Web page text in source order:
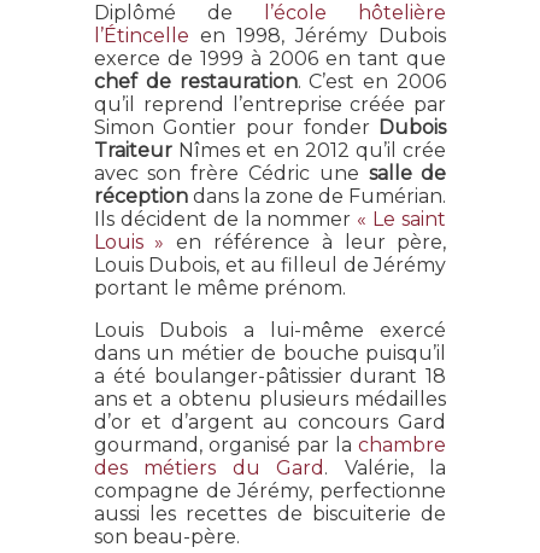
Diplômé de
l’école hôtelière
l’Étincelle en 1998, Jérémy Dubois
exerce de 1999 à 2006 en tant que
chef de restauration. C’est en 2006
qu’il reprend l’entreprise créée par
Simon Gontier pour fonder Dubois
Traiteur Nîmes et en 2012 qu’il crée
avec son frère Cédric une salle de
réceptiondans la zone de Fumérian.
Ils décident de la nommer « Le saint
Louis » en référence à leur père,
Louis Dubois, et au filleul de Jérémy
portant le même prénom.
Louis Dubois a lui-même exercé
dans un métier de bouche puisqu’il
a été boulanger-pâtissier durant 18
ans et a obtenu plusieurs médailles
d’or et d’argent au concours Gard
gourmand, organisé par lachambre
des métiers du Gard . Valérie, la
compagne de Jérémy, perfectionne
aussi les recettes de biscuiterie de
son beau-père.